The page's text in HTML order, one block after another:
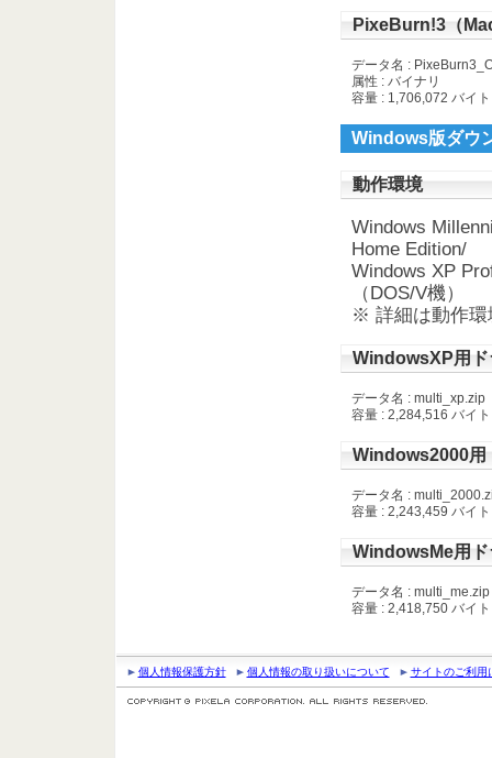
PixeBurn!3（
データ名 :
属性 : バイナリ
容量 : 1,706,072 バイト
Windows版ダウ
動作環境
Windows
Home Edition/
Windows XP
（DOS/V機）
※ 詳細は動作環
WindowsXP用ド
データ名 : multi_xp.zip
容量 : 2,284,516 バイト
Windows2000用
データ名 :
容量 : 2,243,459 バイト
WindowsMe用ド
データ名 : multi_me.zip
容量 : 2,418,750 バイト
個人情報保護方針 個人情報の取り扱いについて サイトのご利用